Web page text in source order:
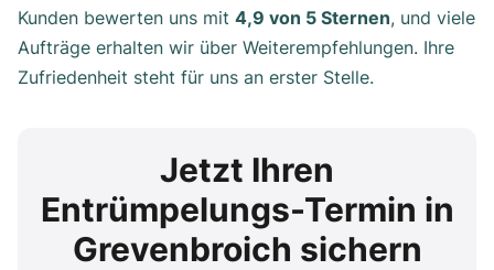
Kunden bewerten uns mit 4,9 von 5 Sternen, und viele
Aufträge erhalten wir über Weiterempfehlungen. Ihre
Zufriedenheit steht für uns an erster Stelle.
Jetzt Ihren
Entrümpelungs-Termin in
Grevenbroich sichern